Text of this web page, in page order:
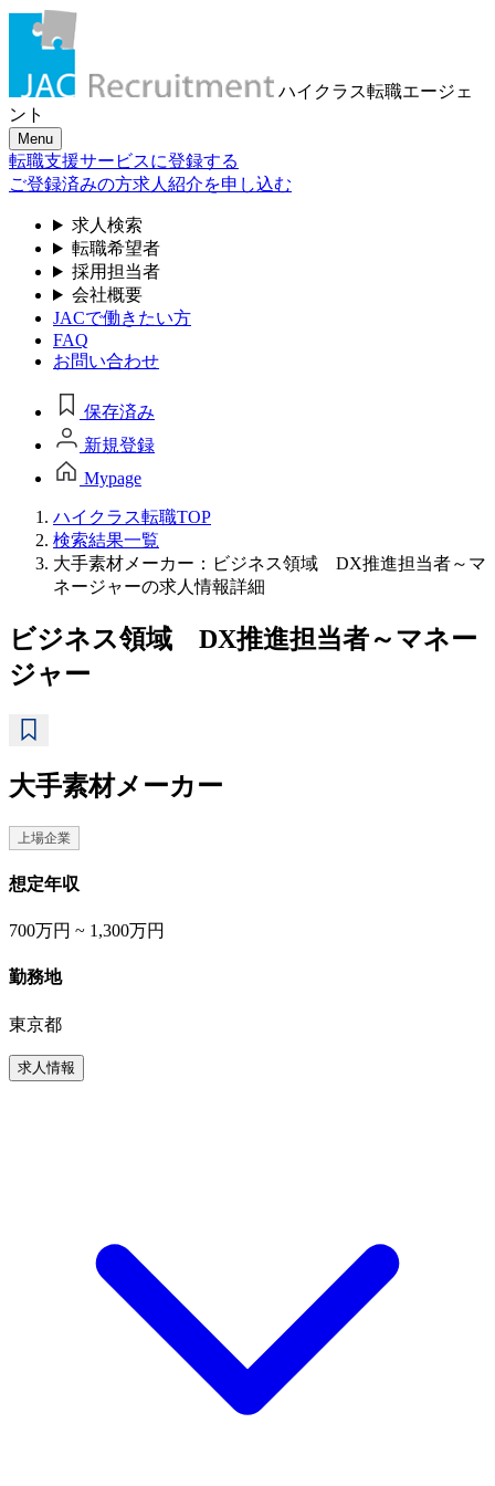
ハイクラス転職エージェ
ント
Menu
転職支援サービスに登録する
ご登録済みの方求人紹介を申し込む
求人検索
転職希望者
採用担当者
会社概要
JACで働きたい方
FAQ
お問い合わせ
保存済み
新規登録
Mypage
ハイクラス転職TOP
検索結果一覧
大手素材メーカー：ビジネス領域 DX推進担当者～マ
ネージャーの求人情報詳細
ビジネス領域 DX推進担当者～マネー
ジャー
大手素材メーカー
上場企業
想定年収
700万円 ~ 1,300万円
勤務地
東京都
求人情報